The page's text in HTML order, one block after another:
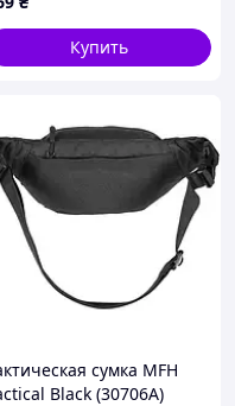
Купить
сумка MFH
Black (30706A)